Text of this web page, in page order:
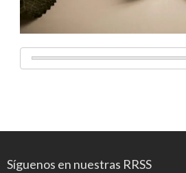
Síguenos en nuestras RRSS